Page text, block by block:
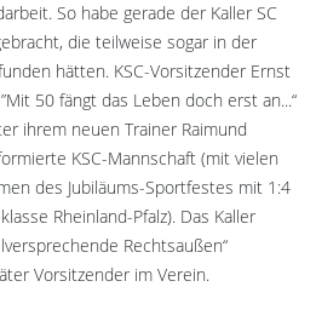
So habe gerade der Kaller SC
die teilweise sogar in der
hätten. KSC-Vorsitzender Ernst
50 fängt das Leben doch erst an...“
ihrem neuen Trainer Raimund
KSC-Mannschaft (mit vielen
des Jubiläums-Sportfestes mit 1:4
Rheinland-Pfalz). Das Kaller
Rechtsaußen“
Vorsitzender im Verein.